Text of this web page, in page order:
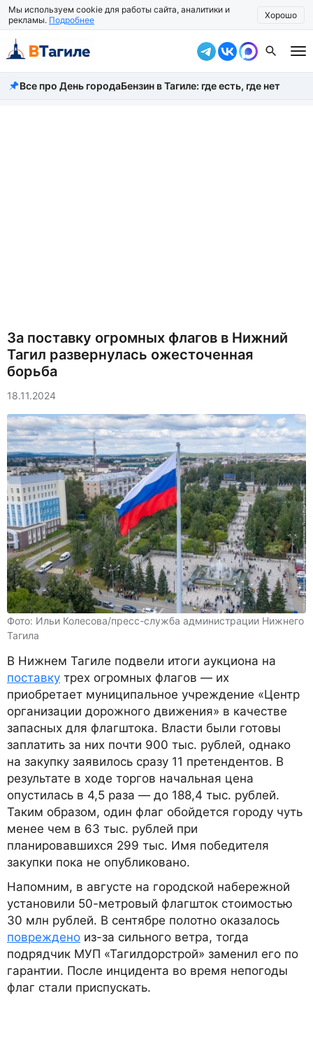
Мы используем cookie для работы сайта, аналитики и
рекламы. Подробнее Хорошо
Все новости
Все про День городаБензин в Тагиле: где есть, где нет
За поставку огромных флагов в Нижний
Тагил развернулась ожесточенная
борьба
18.11.2024
Фото: Ильи Колесова/пресс-служба администрации Нижнего
Тагила
В Нижнем Тагиле подвели итоги аукциона на
поставку трех огромных флагов — их
приобретает муниципальное учреждение «Центр
организации дорожного движения» в качестве
запасных для флагштока. Власти были готовы
заплатить за них почти 900 тыс. рублей, однако
на закупку заявилось сразу 11 претендентов. В
результате в ходе торгов начальная цена
опустилась в 4,5 раза — до 188,4 тыс. рублей.
Таким образом, один флаг обойдется городу чуть
менее чем в 63 тыс. рублей при
планировавшихся 299 тыс. Имя победителя
закупки пока не опубликовано.
Напомним, в августе на городской набережной
установили 50-метровый флагшток стоимостью
30 млн рублей. В сентябре полотно оказалось
повреждено из-за сильного ветра, тогда
подрядчик МУП «Тагилдорстрой» заменил его по
гарантии. После инцидента во время непогоды
флаг стали приспускать.